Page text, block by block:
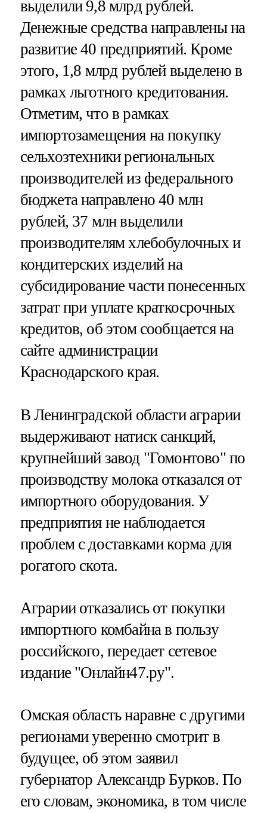
выделили 9,8 млрд рублей.
Денежные средства направлены на
развитие 40 предприятий. Кроме
этого, 1,8 млрд рублей выделено в
рамках льготного кредитования.
Отметим, что в рамках
импортозамещения на покупку
сельхозтехники региональных
производителей из федерального
бюджета направлено 40 млн
рублей, 37 млн выделили
производителям хлебобулочных и
кондитерских изделий на
субсидирование части понесенных
затрат при уплате краткосрочных
кредитов, об этом сообщается на
сайте администрации
Краснодарского края.
В Ленинградской области аграрии
выдерживают натиск санкций,
крупнейший завод "Гомонтово" по
производству молока отказался от
импортного оборудования. У
предприятия не наблюдается
проблем с доставками корма для
рогатого скота.
Аграрии отказались от покупки
импортного комбайна в пользу
российского, передает сетевое
издание "Онлайн47.ру".
Омская область наравне с другими
регионами уверенно смотрит в
будущее, об этом заявил
губернатор Александр Бурков. По
его словам, экономика, в том числе